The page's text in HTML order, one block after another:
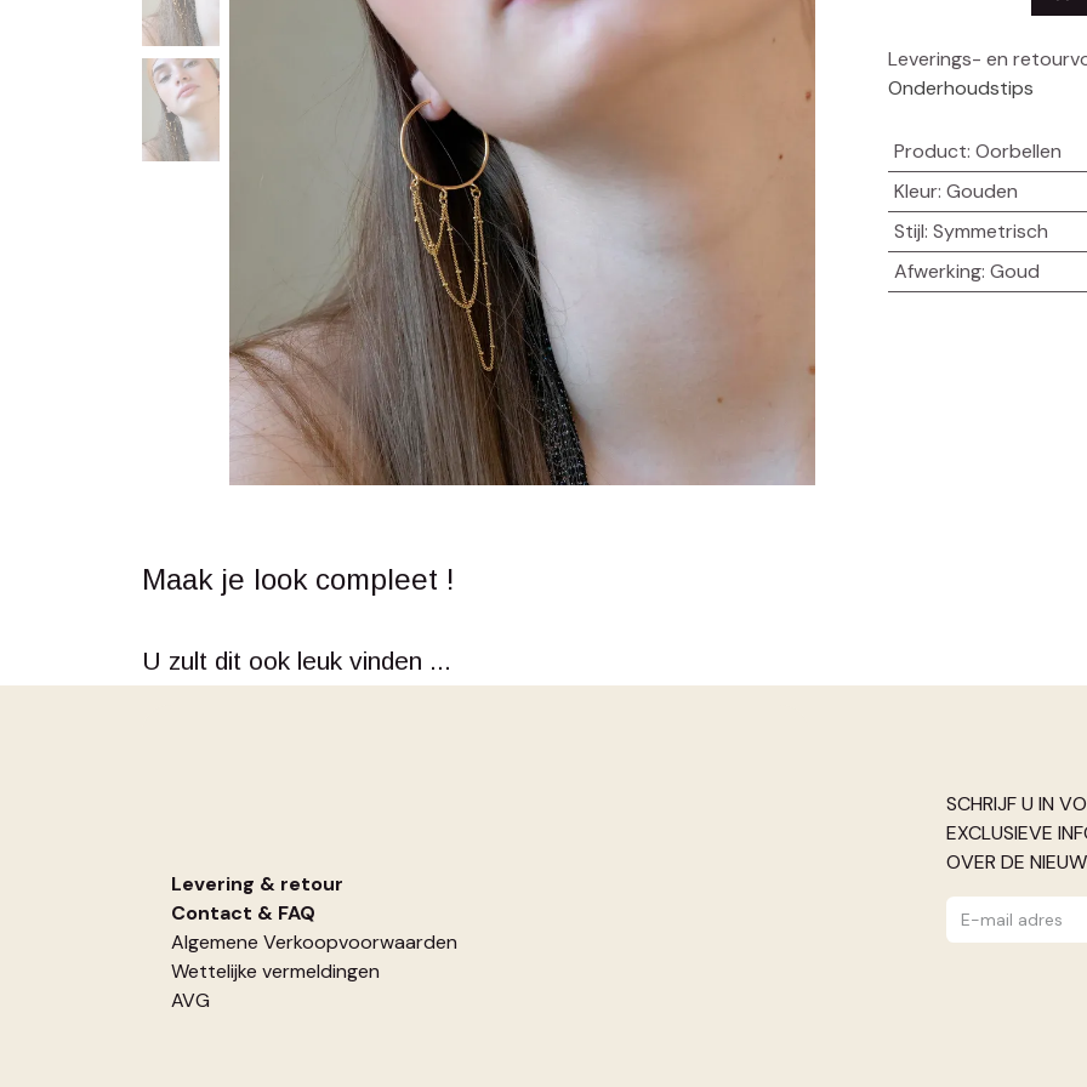
Leverings- en
Onderhoudstips
Product: Oorbellen
Kleur: Gouden
Stijl: Symmetrisch
Afwerking: Goud
Maak je look compleet !
U zult dit ook leuk vinden ...
Levering & retour
Contact & FAQ
Algemene Verkoopvoorwaarden
Wettelijke vermeldingen
AVG
SCHRIJF U IN
EXCLUSIEVE
OVER DE